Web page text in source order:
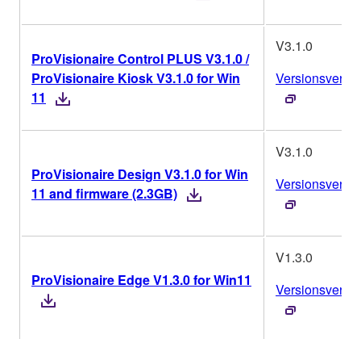
ProVisionaire Control PLUS V3.1.0 /
ProVisionaire Kiosk V3.1.0 for Win
11
V3.1.0
ProVisionaire Design V3.1.0 for Win
11 and firmware (2.3GB)
V3.1.0
ProVisionaire Edge V1.3.0 for Win11
V1.3.0